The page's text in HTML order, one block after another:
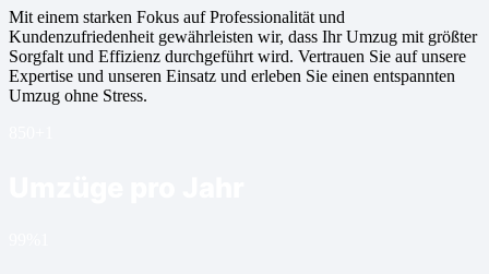
Mit einem starken Fokus auf Professionalität und
Kundenzufriedenheit gewährleisten wir, dass Ihr Umzug mit größter
Sorgfalt und Effizienz durchgeführt wird. Vertrauen Sie auf unsere
Expertise und unseren Einsatz und erleben Sie einen entspannten
Umzug ohne Stress.